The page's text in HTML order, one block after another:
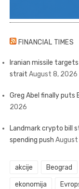
FINANCIAL TIMES
Iranian missile
strait August 8, 2026
Greg Abel finally puts
2026
Landmark crypto bill
spending push
akcije Beograd
ekonomija